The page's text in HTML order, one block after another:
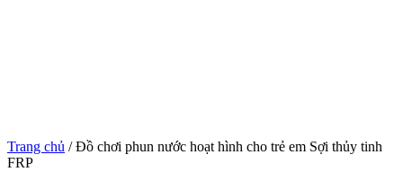
Trang chủ /Đồ chơi phun nước hoạt hình cho trẻ em Sợi thủy tinh
FRP